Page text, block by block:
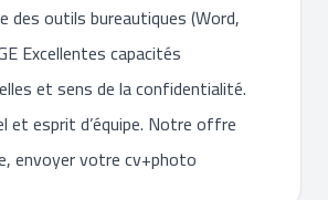
des outils bureautiques (Word,
Excellentes capacités
et sens de la confidentialité.
et esprit d’équipe. Notre offre
envoyer votre cv+photo